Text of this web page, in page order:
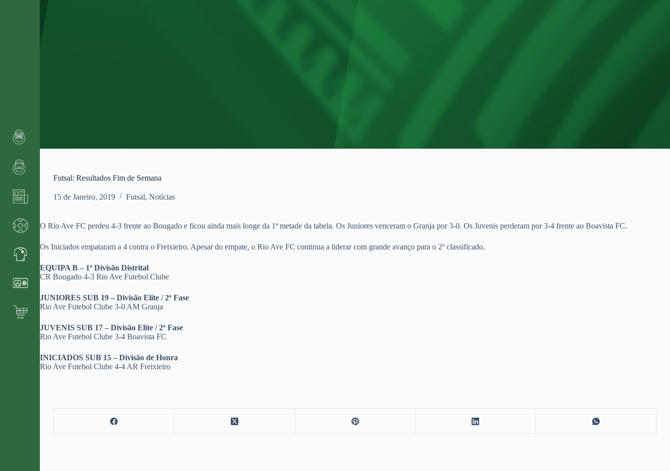
Futsal: Resultados Fim de Semana
15 de Janeiro, 2019 Futsal,Notícias
O Rio Ave FC perdeu 4-3 frente ao Bougado e ficou ainda mais longe da 1ª metade da tabela. Os Juniores venceram o Granja por 3-0. Os Juvenis perderam por 3-4 frente ao Boavista FC.
Os Iniciados empataram a 4 contra o Freixieiro. Apesar do empate, o Rio Ave FC continua a liderar com grande avanço para o 2º classificado.
EQUIPA B – 1ª Divisão Distrital
CR Bougado 4-3 Rio Ave Futebol Clube
JUNIORES SUB 19 – Divisão Elite / 2ª Fase
Rio Ave Futebol Clube 3-0 AM Granja
JUVENIS SUB 17 – Divisão Elite / 2ª Fase
Rio Ave Futebol Clube 3-4 Boavista FC
INICIADOS SUB 15 – Divisão de Honra
Rio Ave Futebol Clube 4-4 AR Freixieiro